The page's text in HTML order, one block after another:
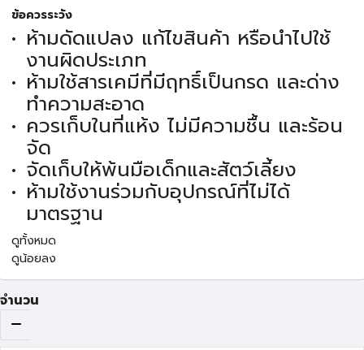
ข้อควรระวัง
ห้ามดัดแปลง แก้ไขสินค้า หรือนำไปใช้
งานผิดประเภท
ห้ามใช้สารเคมีที่มีฤทธิ์เป็นกรด และด่าง
ทำความสะอาด
ควรเก็บในที่แห้ง ไม่มีความชื้น และร้อน
จัด
จัดเก็บให้พ้นมือเด็กและสัตว์เลี้ยง
ห้ามใช้งานร่วมกับอุปกรณ์ที่ไม่ได้
มาตรฐาน
ดูทั้งหมด
ดูน้อยลง
จำนวน